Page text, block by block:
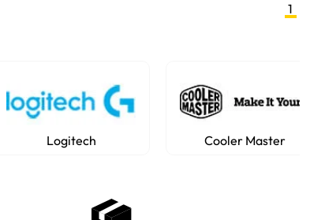
1
Logitech Cooler Master